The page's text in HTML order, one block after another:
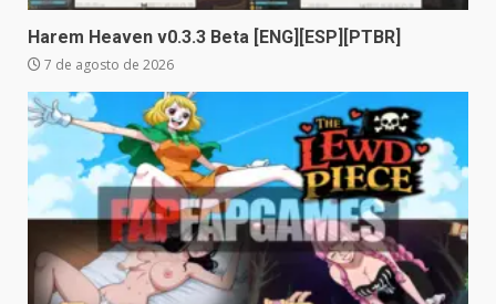
Harem Heaven v0.3.3 Beta [ENG][ESP][PTBR]
7 de agosto de 2026